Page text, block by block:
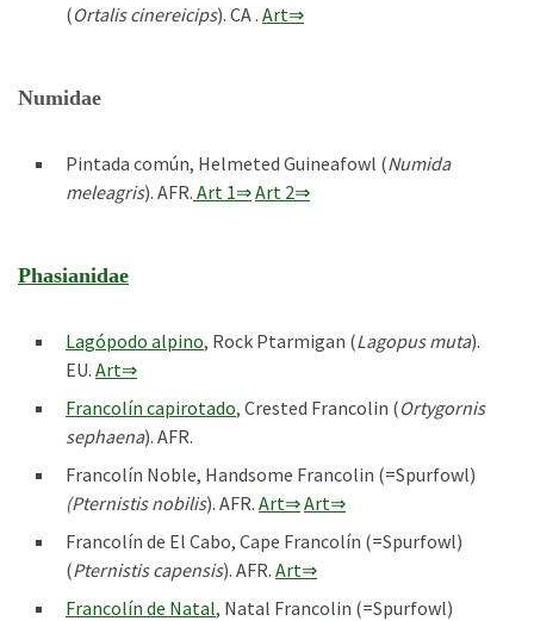
(Ortalis cinereicips). CA . Art⇒
Numidae
Pintada común, Helmeted Guineafowl (Numida
meleagris). AFR. Art 1⇒Art 2⇒
Phasianidae
Lagópodo alpino, Rock Ptarmigan (Lagopus muta).
EU. Art⇒
Francolín capirotado, Crested Francolin (Ortygornis
sephaena). AFR.
Francolín Noble, Handsome Francolin (=Spurfowl)
(Pternistis nobilis). AFR. Art⇒Art⇒
Francolín de El Cabo, Cape Francolín (=Spurfowl)
(Pternistis capensis). AFR. Art⇒
Francolín de Natal, Natal Francolin (=Spurfowl)